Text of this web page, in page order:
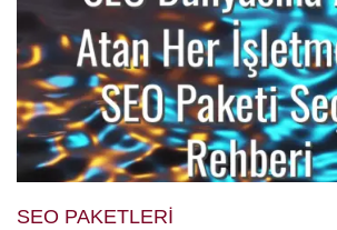
SEO PAKETLERI